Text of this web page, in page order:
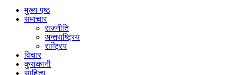
मुख्य पृष्ठ
समाचार
राजनीति
अन्तराष्ट्रिय
राष्ट्रिय
विचार
कुराकानी
साहित्य